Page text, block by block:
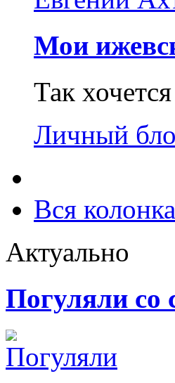
Мои
Так
Личный
Вся колонка
Актуально
Погуляли со